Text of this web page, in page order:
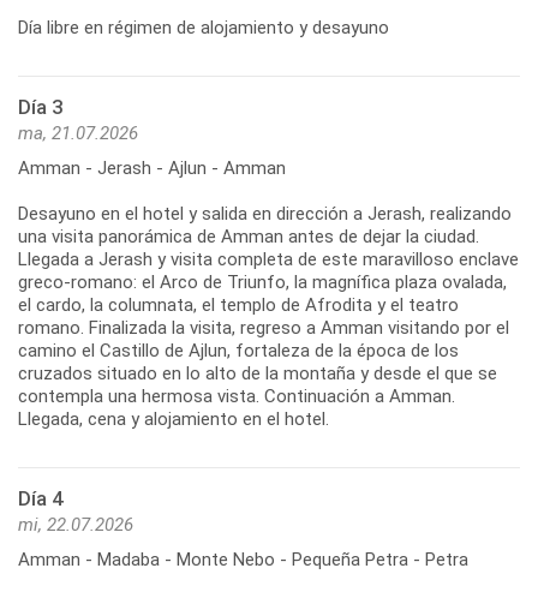
Día libre en régimen de alojamiento y desayuno
Día 3
ma, 21.07.2026
Amman - Jerash - Ajlun - Amman
Desayuno en el hotel y salida en dirección a Jerash, realizando
una visita panorámica de Amman antes de dejar la ciudad.
Llegada a Jerash y visita completa de este maravilloso enclave
greco-romano: el Arco de Triunfo, la magnífica plaza ovalada,
el cardo, la columnata, el templo de Afrodita y el teatro
romano. Finalizada la visita, regreso a Amman visitando por el
camino el Castillo de Ajlun, fortaleza de la época de los
cruzados situado en lo alto de la montaña y desde el que se
contempla una hermosa vista. Continuación a Amman.
Llegada, cena y alojamiento en el hotel.
Día 4
mi, 22.07.2026
Amman - Madaba - Monte Nebo - Pequeña Petra - Petra